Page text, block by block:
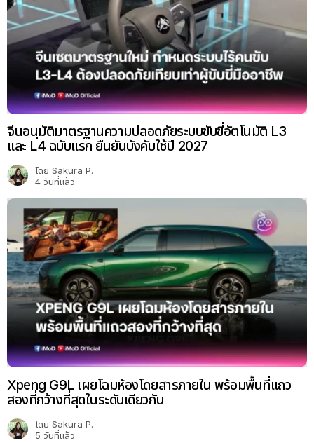
จีนอนุมัติมาตรฐานความปลอดภัยระบบขับขี่อัตโนมัติ L3
และ L4 ฉบับแรก ยืนยันบังคับใช้ปี 2027
โดย Sakura P.
4 วันที่แล้ว
Xpeng G9L เผยโฉมห้องโดยสารภายใน พร้อมพื้นที่แถว
สองที่กว้างที่สุดในระดับเดียวกัน
โดย Sakura P.
5 วันที่แล้ว